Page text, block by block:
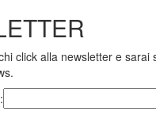
click alla newsletter e sarai